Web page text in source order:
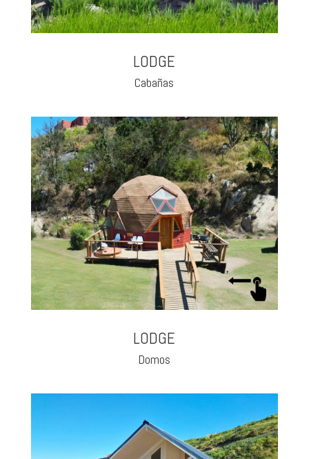
LODGE
Cabañas
LODGE
Domos